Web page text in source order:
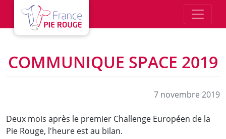
Aller au contenu principal
COMMUNIQUE SPACE 2019
7 novembre 2019
Deux mois après le premier Challenge Européen de la
Pie Rouge, l'heure est au bilan.